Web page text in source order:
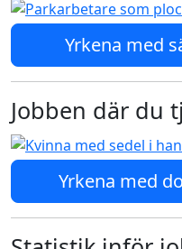
Yrkena med
Jobben där du
Yrkena med